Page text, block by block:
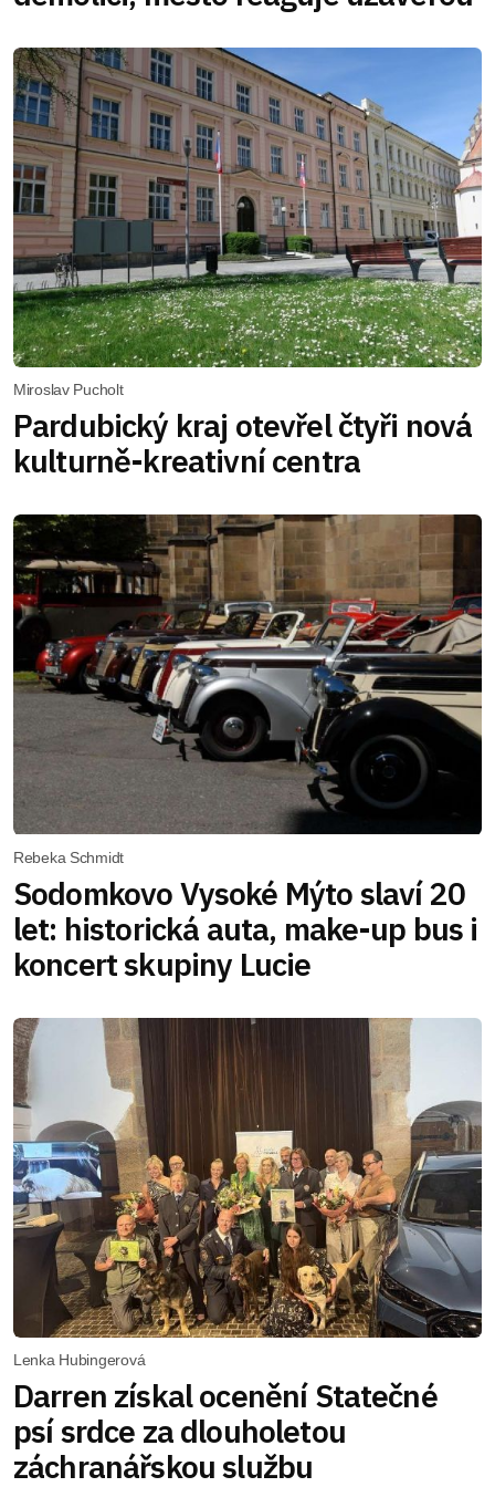
Miroslav Pucholt
Pardubický kraj otevřel čtyři nová
kulturně-kreativní centra
Rebeka Schmidt
Sodomkovo Vysoké Mýto slaví 20
let: historická auta, make-up bus i
koncert skupiny Lucie
Lenka Hubingerová
Darren získal ocenění Statečné
psí srdce za dlouholetou
záchranářskou službu